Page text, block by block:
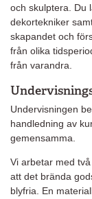
och skulptera. Du
dekortekniker
skapandet och
från olika
från varandra.
Undervisningen
handledning av
gemensamma.
Vi arbetar med
att det brända
blyfria. En